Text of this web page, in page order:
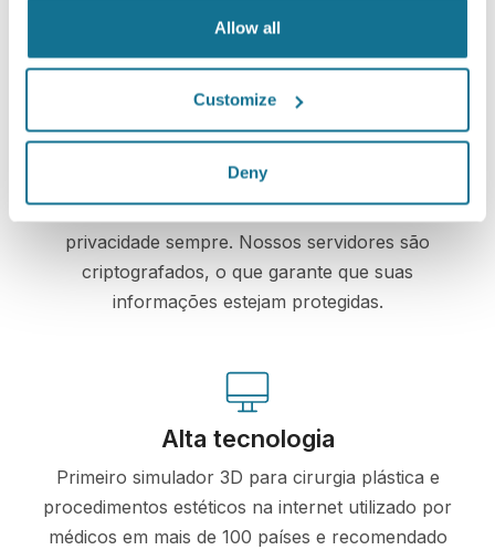
Allow all
Customize
Deny
Fácil e seguro
Crisalix está comprometida em proteger sua
privacidade sempre. Nossos servidores são
criptografados, o que garante que suas
informações estejam protegidas.
Alta tecnologia
Primeiro simulador 3D para cirurgia plástica e
procedimentos estéticos na internet utilizado por
médicos em mais de 100 países e recomendado